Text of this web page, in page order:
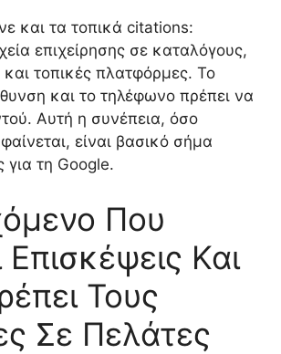
και τα τοπικά citations:
επιχείρησης σε καταλόγους,
τοπικές πλατφόρμες. Το
και το τηλέφωνο πρέπει να
Αυτή η συνέπεια, όσο
είναι βασικό σήμα
για τη Google.
Που
Επισκέψεις Και
Τους
Σε Πελάτες